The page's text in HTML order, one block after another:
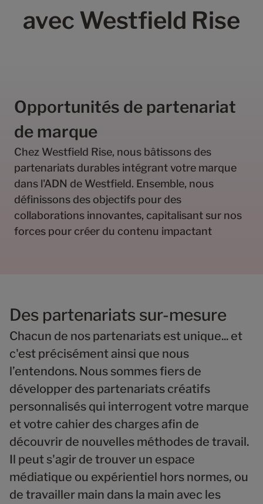
avec Westfield Rise
Opportunités de partenariat
de marque
Chez Westfield Rise, nous bâtissons des
partenariats durables intégrant votre marque
dans l'ADN de Westfield. Ensemble, nous
définissons des objectifs pour des
collaborations innovantes, capitalisant sur nos
forces pour créer du contenu impactant
Des partenariats sur-mesure
Chacun de nos partenariats est unique... et
c'est précisément ainsi que nous
l’entendons. Nous sommes fiers de
développer des partenariats créatifs
personnalisés qui interrogent votre marque
et votre cahier des charges afin de
découvrir de nouvelles méthodes de travail.
Il peut s'agir de trouver un espace
médiatique ou expérientiel hors normes, ou
de travailler main dans la main avec les